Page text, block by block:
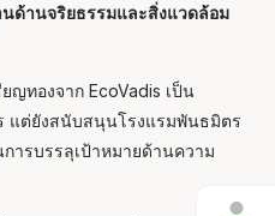
ด้านจริยธรรมและสิ่งแวดล้อม
ญทองจาก EcoVadis เป็น
แต่ยังสนับสนุนโรงแรมพันธมิตร
ารบรรลุเป้าหมายด้านความ